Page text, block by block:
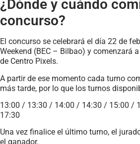
¿Dónde y cuándo
concurso?
El concurso se celebrará el día 22 de
Weekend (BEC – Bilbao) y comenzará
de Centro Pixels.
A partir de ese momento cada turno
más tarde, por lo que los turnos
13:00 / 13:30 / 14:00 / 14:30 / 15:00 /
17:30
Una vez finalice el último turno, el
el ganador.